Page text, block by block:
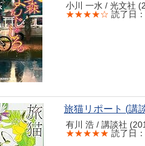
小川 一水 / 光文社
★★★★☆ 読了日
旅猫リポート (講
有川 浩 / 講談社
★★★★★ 読了日